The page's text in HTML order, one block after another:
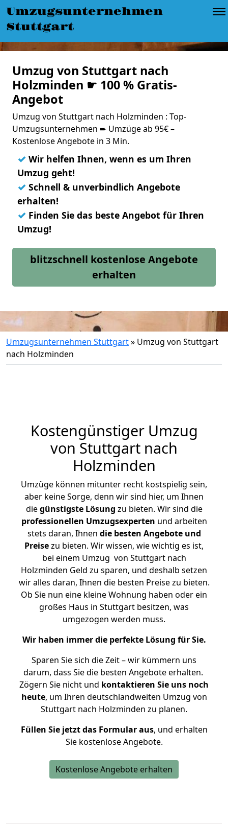
Umzugsunternehmen
Stuttgart
Umzug von Stuttgart nach
Holzminden ☛ 100 % Gratis-
Angebot
Umzug von Stuttgart nach Holzminden : Top-
Umzugsunternehmen ➨ Umzüge ab 95€ –
Kostenlose Angebote in 3 Min.
✓ Wir helfen Ihnen, wenn es um Ihren
Umzug geht!
✓ Schnell & unverbindlich Angebote
erhalten!
✓ Finden Sie das beste Angebot für Ihren
Umzug!
blitzschnell kostenlose Angebote
erhalten
Umzugsunternehmen Stuttgart» Umzug von Stuttgart
nach Holzminden
Kostengünstiger Umzug
von Stuttgart nach
Holzminden
Umzüge können mitunter recht kostspielig sein,
aber keine Sorge, denn wir sind hier, um Ihnen
diegünstigste Lösung zu bieten. Wir sind die
professionellen Umzugsexperten und arbeiten
stets daran, Ihnen die besten Angebote und
Preisezu bieten. Wir wissen, wie wichtig es ist,
bei einem Umzug von Stuttgart nach
Holzminden Geld zu sparen, und deshalb setzen
wir alles daran, Ihnen die besten Preise zu bieten.
Ob Sie nun eine kleine Wohnung haben oder ein
großes Haus in Stuttgart besitzen, was
umgezogen werden muss.
Wir haben immer die perfekte Lösung für Sie.
Sparen Sie sich die Zeit – wir kümmern uns
darum, dass Sie die besten Angebote erhalten.
Zögern Sie nicht und kontaktieren Sie uns noch
heute, um Ihren deutschlandweiten Umzug von
Stuttgart nach Holzminden zu planen.
Füllen Sie jetzt das Formular aus, und erhalten
Sie kostenlose Angebote.
Kostenlose Angebote erhalten